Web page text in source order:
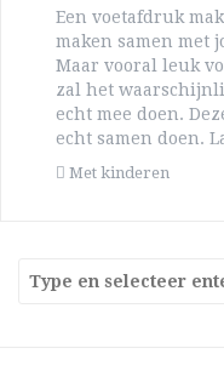
Een voetafdruk
maken samen met
Maar vooral leuk
zal het
echt mee doen.
echt samen doen.
Met kinderen